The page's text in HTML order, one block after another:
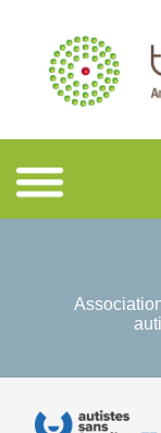
Associations de parents, de personnes avec